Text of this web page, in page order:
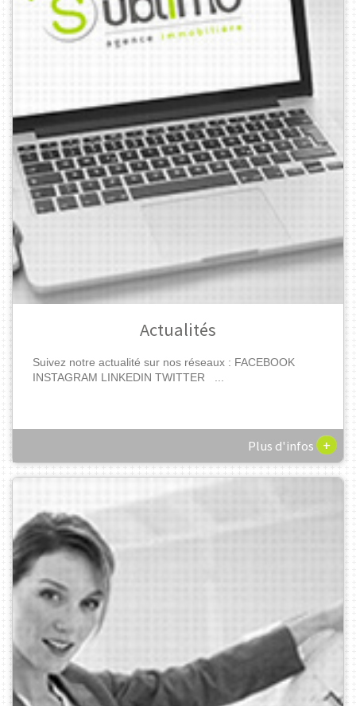
Actualités
Suivez notre actualité sur nos réseaux : FACEBOOK
INSTAGRAM LINKEDIN TWITTER ...
Plus d'infos +